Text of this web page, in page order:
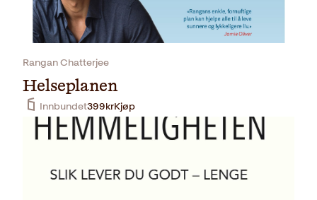
Rangan Chatterjee
Helseplanen
Innbundet399krKjøp